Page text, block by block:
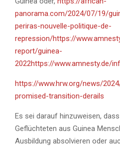
panorama.com/2024/07/19/
periras-nouvelle-politique-de-
repression/https://
report/guinea-
2022https://www.amnesty.de/
https://www.hrw.org/news/
promised-transition-derails
Es sei darauf hinzuweisen,
Geflüchteten aus Guinea
Ausbildung absolvieren oder